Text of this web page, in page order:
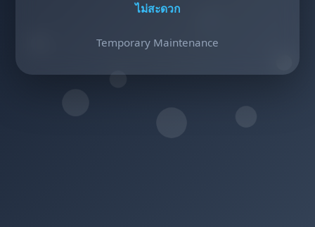
ไม่สะดวก
Temporary Maintenance